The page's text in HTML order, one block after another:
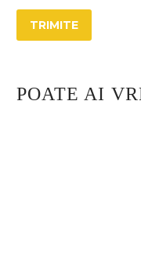
TRIMITE
POATE AI